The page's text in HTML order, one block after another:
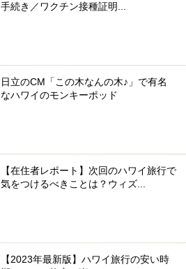
手続き／ワクチン接種証明...
日立のCM「この木なんの木♪」で有名
なハワイのモンキーポッド
【在住者レポート】次回のハワイ旅行で
気をつけるべきことは？ウィズ...
【2023年最新版】ハワイ旅行の安い時